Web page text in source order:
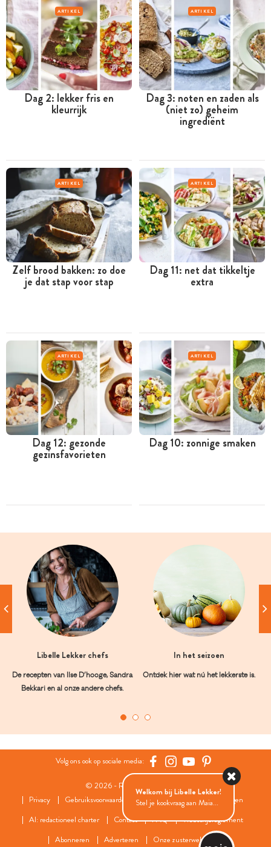
ARTIKEL
Dag 2: lekker fris en
kleurrijk
ARTIKEL
Dag 3: noten en zaden als
(niet zo) geheim
ingrediënt
ARTIKEL
Zelf brood bakken: zo doe
je dat stap voor stap
ARTIKEL
Dag 11: net dat tikkeltje
extra
ARTIKEL
Dag 12: gezonde
gezinsfavorieten
ARTIKEL
Dag 10: zonnige smaken
Libelle Lekker chefs
De recepten van Ilse D’hooge, Sandra
Bekkari en al onze andere chefs.
In het seizoen
Ontdek hier wat nú het lekkerste is.
Volg ons ook op sociale media:
© 2026 - Roularta Media Group
Privacy
Gebruiksvoorwaarden Cookies
Cookies instellingen
AI: redactioneel charter
Contact FAQ
Wedstrijdreglement
Abonneren
Adverteren Onze zusterwebsites
Welkom bij Libelle Lekker!
Stel je kookvraag aan Maia...